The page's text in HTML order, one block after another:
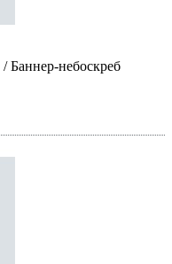
/ Баннер-небоскреб